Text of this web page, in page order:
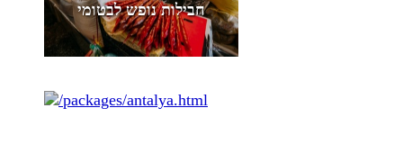
חבילות נופש לבטומי